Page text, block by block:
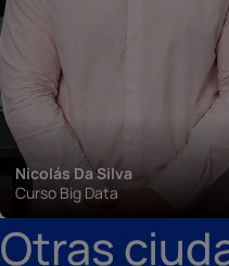
Nicolás Da Silva
Curso Big Data
Otras